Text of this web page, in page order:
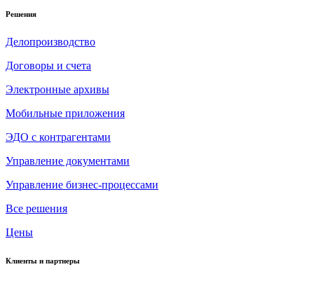
Решения
Делопроизводство
Договоры и счета
Электронные архивы
Мобильные приложения
ЭДО с контрагентами
Управление документами
Управление бизнес-процессами
Все решения
Цены
Клиенты и партнеры